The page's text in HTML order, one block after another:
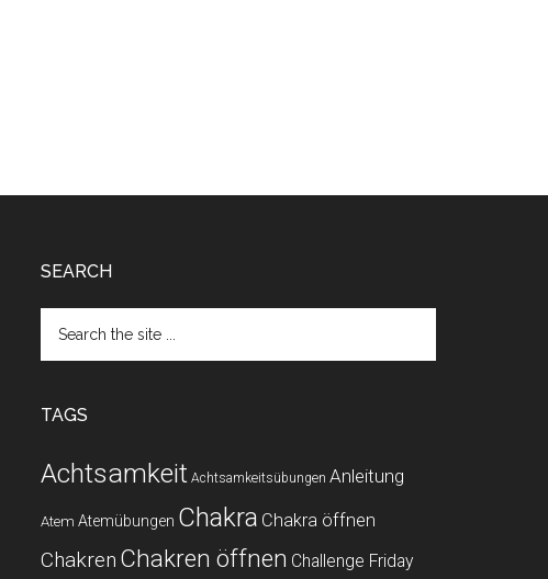
SEARCH
the
TAGS
Achtsamkeit Achtsamkeitsübungen Anleitung
Atem Atemübungen Chakra Chakra öffnen
Chakren Chakren öffnen Challenge Friday